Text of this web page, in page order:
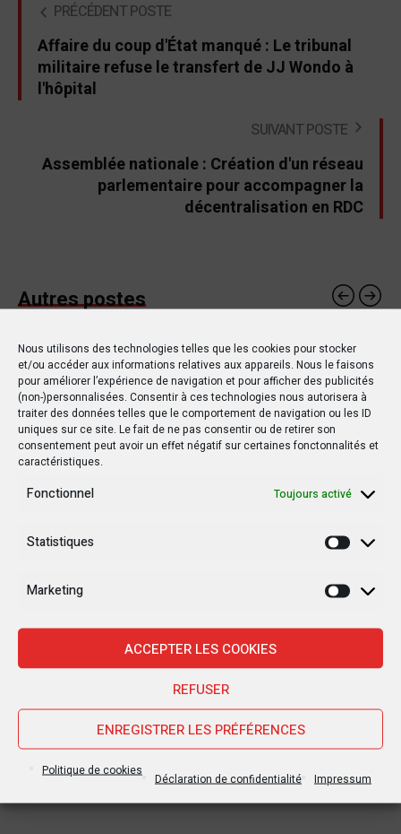
Nous utilisons des technologies telles que les cookies pour stocker
et/ou accéder aux informations relatives aux appareils. Nous le faisons
pour améliorer l’expérience de navigation et pour afficher des publicités
(non-)personnalisées. Consentir à ces technologies nous autorisera à
traiter des données telles que le comportement de navigation ou les ID
uniques sur ce site. Le fait de ne pas consentir ou de retirer son
consentement peut avoir un effet négatif sur certaines fonctonnalités et
caractéristiques.
Fonctionnel Toujours activé
Statistiques
Marketing
ACCEPTER LES COOKIES
REFUSER
ENREGISTRER LES PRÉFÉRENCES
Politique de cookies
Déclaration de confidentialité Impressum
PRÉCÉDENT POSTE
Affaire du coup d'État manqué : Le tribunal
militaire refuse le transfert de JJ Wondo à
l'hôpital
SUIVANT POSTE
Assemblée nationale : Création d'un réseau
parlementaire pour accompagner la
décentralisation en RDC
Autres postes
POLITIQUE
détaille les horreurs de
la violence à Yumbi
POLITIQUE
étranger flotte au Sud-